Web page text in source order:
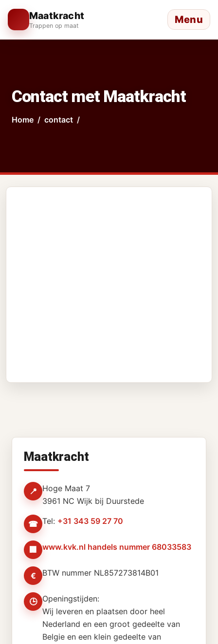
Maatkracht
Trappen op maat Menu
Contact met Maatkracht
Home contact
Maatkracht
📍
Hoge Maat 7
3961 NC Wijk bij Duurstede
☎ Tel: +31 343 59 27 70
🏢 www.kvk.nl handels nummer 68033583
€ BTW nummer NL857273814B01
🕒 Openingstijden:
Wij leveren en plaatsen door heel
Nederland en een groot gedeelte van
Belgie en een klein gedeelte van